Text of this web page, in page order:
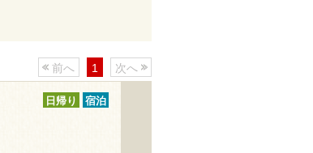
前へ 1 次へ
日帰り 宿泊